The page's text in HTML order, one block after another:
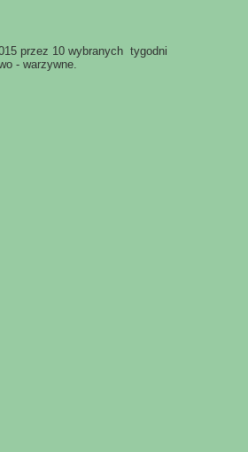
przez 10 wybranych tygodni
- warzywne.